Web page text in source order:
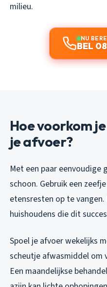
milieu.
NU
BEL
Hoe voorkom
je afvoer?
Met een paar
schoon. Gebruik een
etensresten op te
huishoudens die dit
Spoel je afvoer wekelijks
scheutje afwasmiddel om
Een maandelijkse